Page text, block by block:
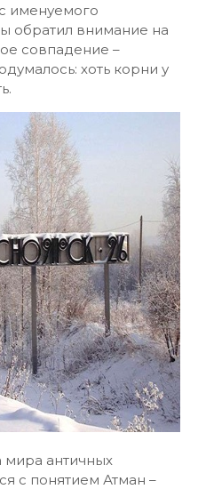
именуемого
обратил внимание на
совпадение –
хоть корни у
мира античных
с понятием Атман –